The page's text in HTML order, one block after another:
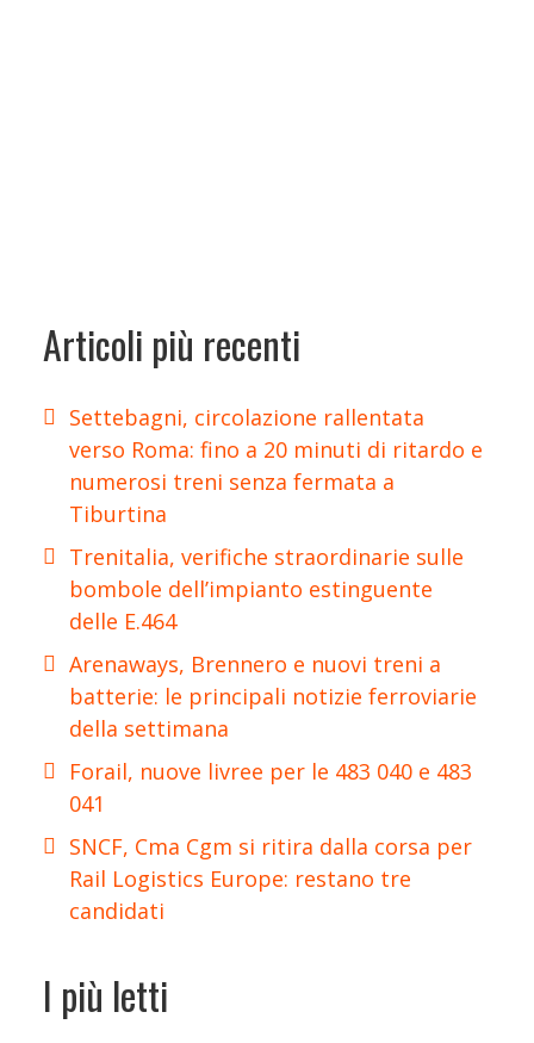
Articoli più recenti
Settebagni, circolazione rallentata
verso Roma: fino a 20 minuti di ritardo e
numerosi treni senza fermata a
Tiburtina
Trenitalia, verifiche straordinarie sulle
bombole dell’impianto estinguente
delle E.464
Arenaways, Brennero e nuovi treni a
batterie: le principali notizie ferroviarie
della settimana
Forail, nuove livree per le 483 040 e 483
041
SNCF, Cma Cgm si ritira dalla corsa per
Rail Logistics Europe: restano tre
candidati
I più letti